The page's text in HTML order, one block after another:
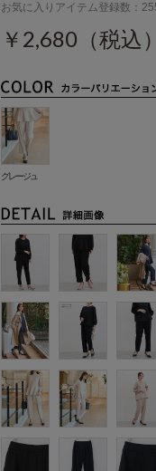
お気に入りアイテム登録数：
￥2,680（税込）
グレージュ